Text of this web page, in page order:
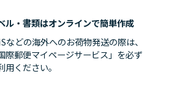
ル・書類はオンラインで簡単作成
などの海外へのお荷物発送の際は、
際郵便マイページサービス」を必ず
用ください。